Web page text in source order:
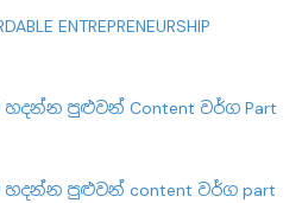
ENTREPRENEURSHIP
හදන්න පුළුවන් Content වර්ග Part
හදන්න පුළුවන් content වර්ග part